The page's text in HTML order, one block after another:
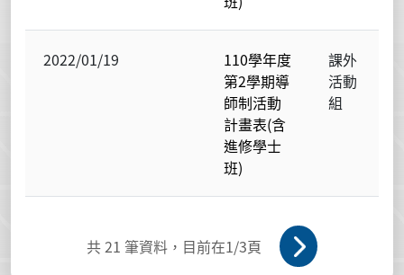
2022/01/19
110學年度
第2學期導
師制活動
計畫表(含
進修學士
班)
課外
活動
組
共21 筆資料，目前在1/3頁